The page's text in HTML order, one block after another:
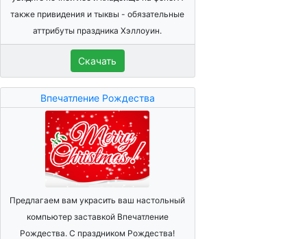
также привидения и тыквы - обязательные
аттрибуты праздника Хэллоуин.
Скачать
Впечатление Рождества
Предлагаем вам украсить ваш настольный
компьютер заставкой Впечатление
Рождества. С праздником Рождества!